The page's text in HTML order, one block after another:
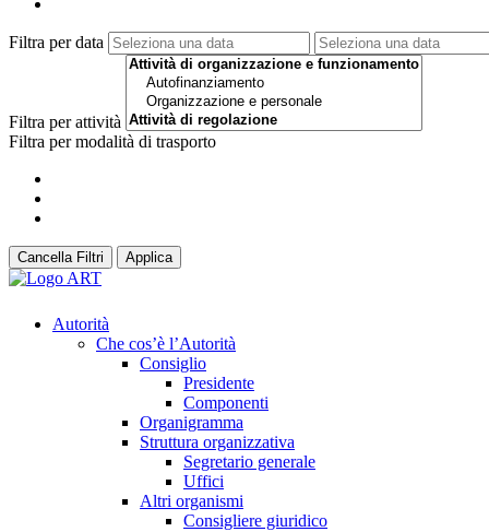
Filtra per data
Filtra per attività
Filtra per modalità di trasporto
Cancella Filtri Applica
Autorità
Che cos’è l’Autorità
Consiglio
Presidente
Componenti
Organigramma
Struttura organizzativa
Segretario generale
Uffici
Altri organismi
Consigliere giuridico